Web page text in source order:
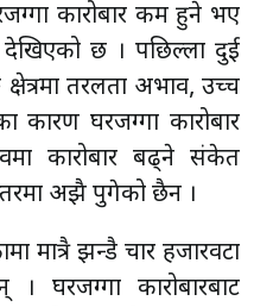
कारोबार कम हुने भए
देखिएको छ । पछिल्ला दुई
तरलता अभाव, उच्च
कारण घरजग्गा कारोबार
कारोबार बढ्ने संकेत
अझै पुगेको छैन ।
मात्रै झन्डै चार हजारवटा
घरजग्गा कारोबारबाट